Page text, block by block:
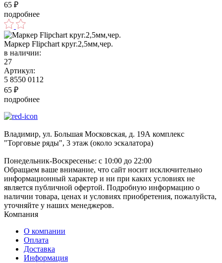
65 ₽
подробнее
Маркер Flipchart круг.2,5мм,чер.
в наличии:
27
Артикул:
5 8550 0112
65 ₽
подробнее
Владимир, ул. Большая Московская, д. 19А комплекс
"Торговые ряды", 3 этаж (около эскалатора)
Понедельник-Воскресенье: с 10:00 до 22:00
Обращаем ваше внимание, что сайт носит исключительно
информационный характер и ни при каких условиях не
является публичной офертой. Подробную информацию о
наличии товара, ценах и условиях приобретения, пожалуйста,
уточняйте у наших менеджеров.
Компания
О компании
Оплата
Доставка
Информация